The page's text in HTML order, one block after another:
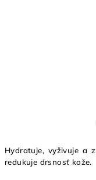
Hydratuje, vyživuje a
redukuje drsnosť kože.